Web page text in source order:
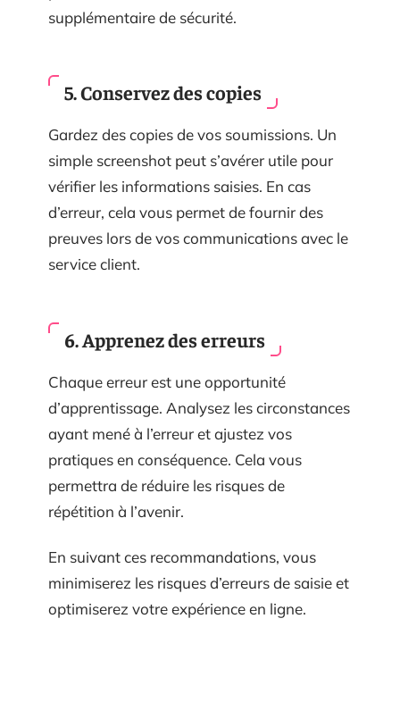
supplémentaire de sécurité.
5. Conservez des copies
Gardez des copies de vos soumissions. Un
simple screenshot peut s’avérer utile pour
vérifier les informations saisies. En cas
d’erreur, cela vous permet de fournir des
preuves lors de vos communications avec le
service client.
6. Apprenez des erreurs
Chaque erreur est une opportunité
d’apprentissage. Analysez les circonstances
ayant mené à l’erreur et ajustez vos
pratiques en conséquence. Cela vous
permettra de réduire les risques de
répétition à l’avenir.
En suivant ces recommandations, vous
minimiserez les risques d’erreurs de saisie et
optimiserez votre expérience en ligne.